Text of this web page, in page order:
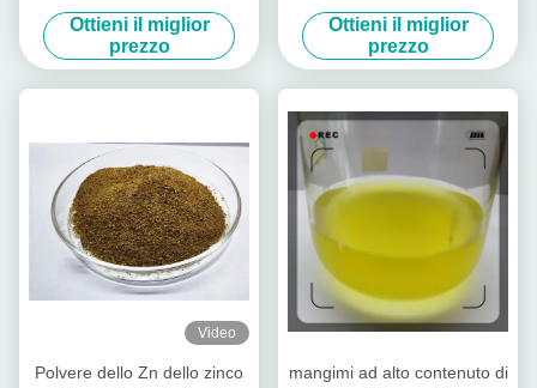
Se forma
Ottieni il miglior
prezzo
animali da allevamento
Mucca suinetto
Ottieni il miglior
prezzo
Video
Polvere dello Zn dello zinco
mangimi ad alto contenuto di